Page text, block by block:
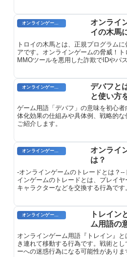
オンラインゲームのプレイに関する用語
オンライ
イの木馬
トロイの木馬とは、正規プログラム
アです。オンラインゲームの脅威！ト
MMOツールを悪用した詐欺でIDやパ
デバフと
と使い方
ゲーム用語「デバフ」の意味を初心
体化効果の仕組みや具体例、戦略的な
ご紹介します。
オンラインゲーム用語
オンライ
は？
-オンラインゲームのトレードとは？--
インゲームのトレードとは、プレイヤ
キャラクターなどを交換する行為です
は、プレイヤー間の協力と協調を促進
ンラインゲームコミュニティの結束力
トレイン
ム用語の
オンラインゲーム用語『トレイン』と
き連れて移動する行為です。戦術と
ーへの迷惑行為になる可能性があり